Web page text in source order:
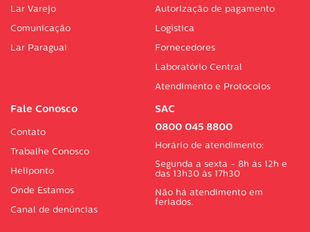
Lar Varejo
Comunicação
Lar Paraguai
Autorização de pagamento
Logística
Fornecedores
Laboratório Central
Atendimento e Protocolos
Fale Conosco
Contato
Trabalhe Conosco
Heliponto
Onde Estamos
Canal de denúncias
SAC
0800 045 8800
Horário de atendimento:
Segunda a sexta - 8h às 12h e
das 13h30 às 17h30
Não há atendimento em
feriados.